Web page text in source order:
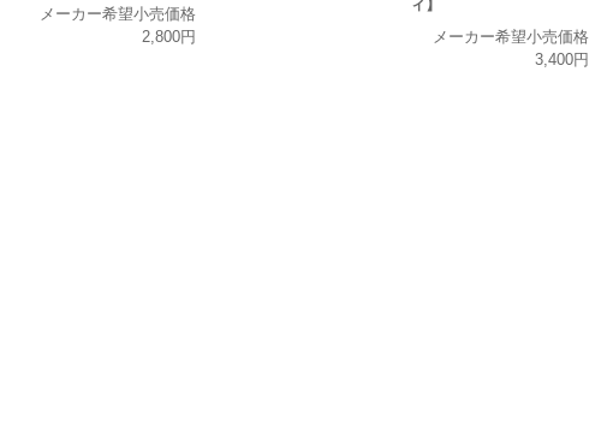
メーカー希望小売価格
2,800円
ィ】
メーカー希望小売価格
3,400円